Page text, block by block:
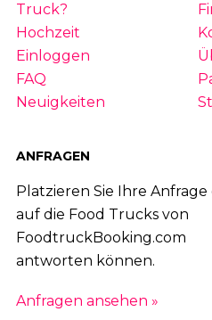
Truck?
Hochzeit
Einloggen
FAQ
Neuigkeiten
ANFRAGEN
Platzieren Sie Ihre Anfrage
auf die Food Trucks von
FoodtruckBooking.com
antworten können.
Anfragen ansehen »